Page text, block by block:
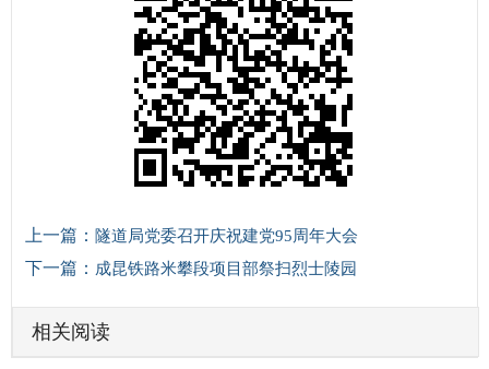
上一篇： 隧道局党委召开庆祝建党95周年大会
下一篇： 成昆铁路米攀段项目部祭扫烈士陵园
相关阅读